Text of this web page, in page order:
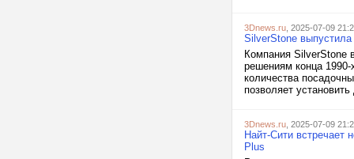
3Dnews.ru , 2025-07-09
SilverStone
Компания SilverStone
решениям конца 1990-
количества
позволяет
3Dnews.ru , 2025-07-09
Найт-Сити встречает
Plus